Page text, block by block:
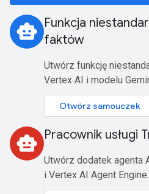
smart_toy Funkcja
faktów
Utwórz funkcję
Vertex AI i modelu
Otwórz samouczek
smart_toy Pracownik usługi
Utwórz dodatek agenta
i Vertex AI Agent Engine.